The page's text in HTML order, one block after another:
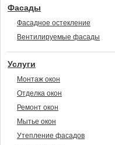
Фасады
Фасадное остекление
Вентилируемые фасады
Услуги
Монтаж окон
Отделка окон
Ремонт окон
Мытье окон
Утепление фасадов